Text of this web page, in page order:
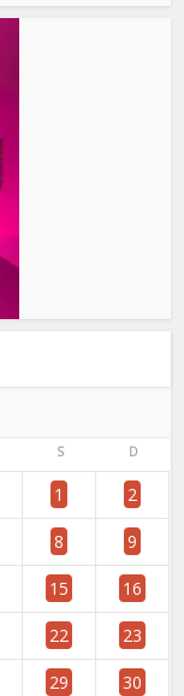
S D
1 2
8 9
15 16
22 23
29 30